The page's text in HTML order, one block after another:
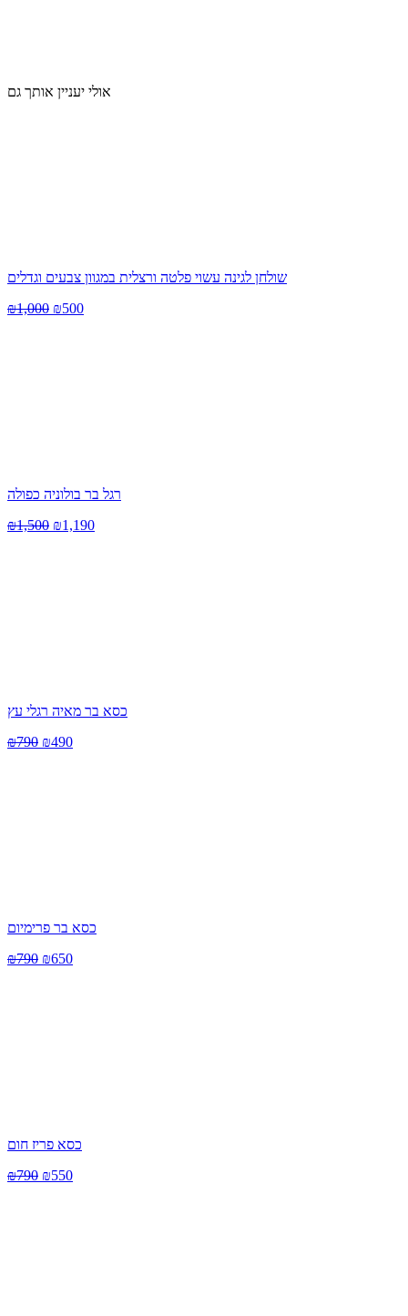
אולי יעניין אותך גם
שולחן לגינה עשוי פלטה ורצלית במגוון צבעים וגדלים
₪1,000 ₪500
רגל בר בולוניה כפולה
₪1,500 ₪1,190
כסא בר מאיה רגלי עץ
₪790 ₪490
כסא בר פרימיום
₪790 ₪650
כסא פריז חום
₪790 ₪550